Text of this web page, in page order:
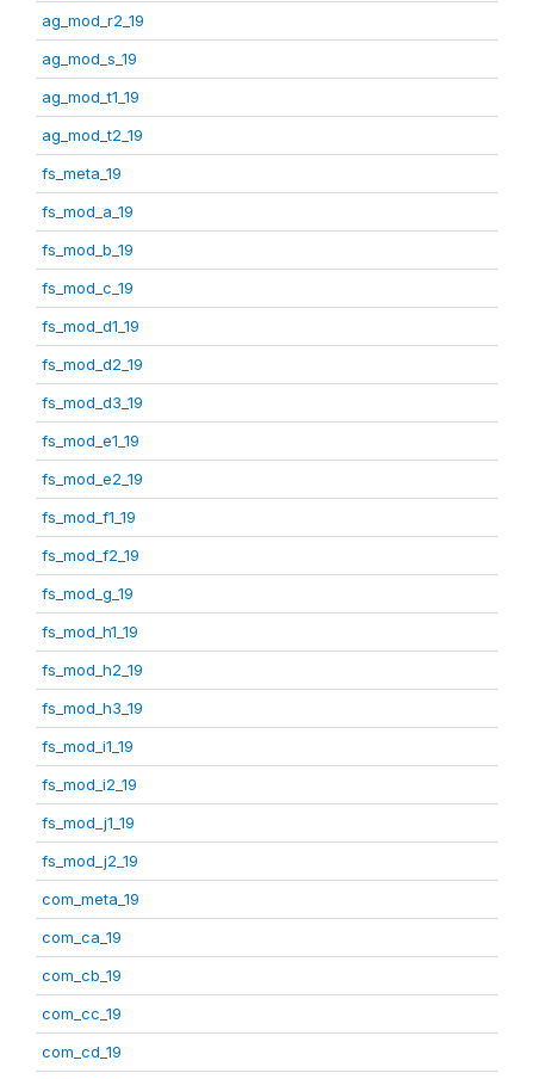
ag_mod_r2_19
ag_mod_s_19
ag_mod_t1_19
ag_mod_t2_19
fs_meta_19
fs_mod_a_19
fs_mod_b_19
fs_mod_c_19
fs_mod_d1_19
fs_mod_d2_19
fs_mod_d3_19
fs_mod_e1_19
fs_mod_e2_19
fs_mod_f1_19
fs_mod_f2_19
fs_mod_g_19
fs_mod_h1_19
fs_mod_h2_19
fs_mod_h3_19
fs_mod_i1_19
fs_mod_i2_19
fs_mod_j1_19
fs_mod_j2_19
com_meta_19
com_ca_19
com_cb_19
com_cc_19
com_cd_19